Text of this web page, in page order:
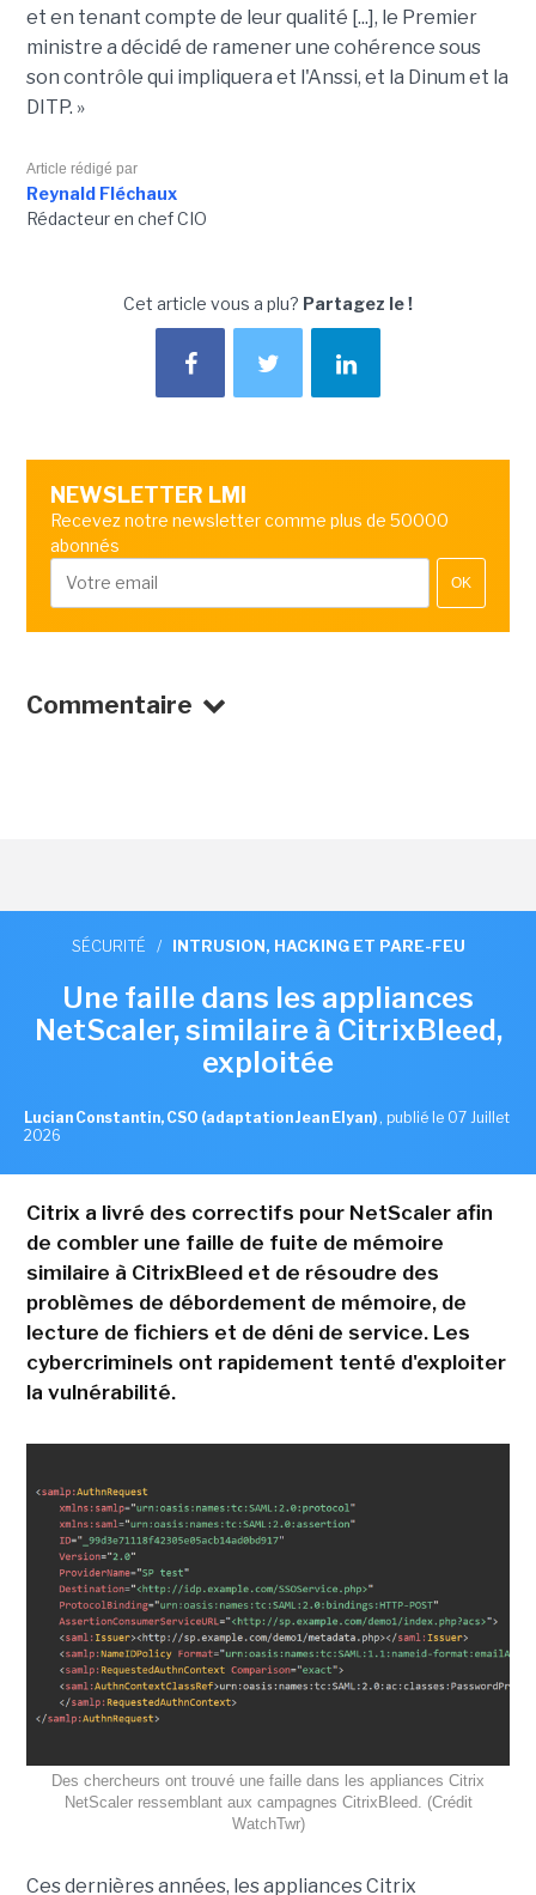
et en tenant compte de leur qualité [...], le Premier
ministre a décidé de ramener une cohérence sous
son contrôle qui impliquera et l'Anssi, et la Dinum et la
DITP. »
Article rédigé par
Reynald Fléchaux
Rédacteur en chef CIO
Cet article vous a plu? Partagez le !
NEWSLETTER LMI
Recevez notre newsletter comme plus de 50000
abonnés
OK
Commentaire
SÉCURITÉ / INTRUSION, HACKING ET PARE-FEU
Une faille dans les appliances
NetScaler, similaire à CitrixBleed,
exploitée
Lucian Constantin, CSO (adaptation Jean Elyan) , publié le 07 Juillet
2026
Citrix a livré des correctifs pour NetScaler afin
de combler une faille de fuite de mémoire
similaire à CitrixBleed et de résoudre des
problèmes de débordement de mémoire, de
lecture de fichiers et de déni de service. Les
cybercriminels ont rapidement tenté d'exploiter
la vulnérabilité.
Des chercheurs ont trouvé une faille dans les appliances Citrix
NetScaler ressemblant aux campagnes CitrixBleed. (Crédit
WatchTwr)
Ces dernières années, les appliances Citrix